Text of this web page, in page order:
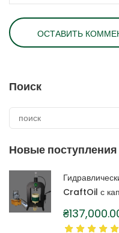
Поиск
Новые поступления
CraftOil с
₴